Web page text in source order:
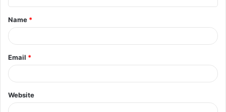
t
*
Name *
Email *
Website